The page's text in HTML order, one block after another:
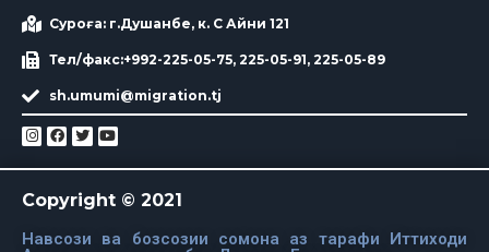
Суроға: г.Душанбе, к. С Айни 121
Тел/факс:+992-225-05-75, 225-05-91, 225-05-89
sh.umumi@migration.tj
Copyright © 2021
Навсози ва бозсозии сомона аз тарафи Иттиходи